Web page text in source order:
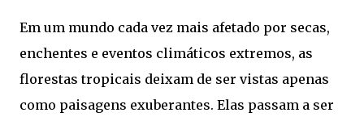
Em um mundo cada vez mais afetado por secas,
enchentes e eventos climáticos extremos, as
florestas tropicais deixam de ser vistas apenas
como paisagens exuberantes. Elas passam a ser